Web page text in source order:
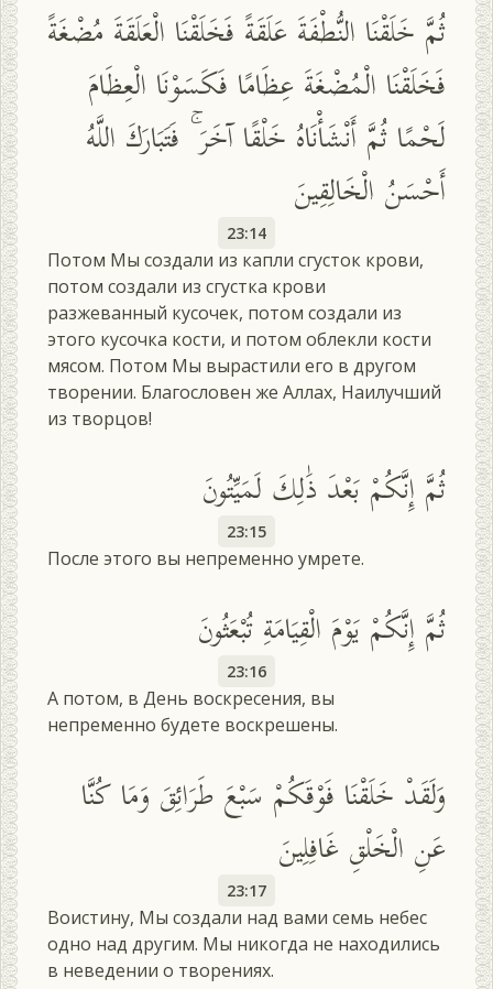
ثُمَّ خَلَقْنَا النُّطْفَةَ عَلَقَةً فَخَلَقْنَا الْعَلَقَةَ مُضْغَةً
فَخَلَقْنَا الْمُضْغَةَ عِظَامًا فَكَسَوْنَا الْعِظَامَ
لَحْمًا ثُمَّ أَنْشَأْنَاهُ خَلْقًا آخَرَ ۚ فَتَبَارَكَ اللَّهُ
أَحْسَنُ الْخَالِقِينَ
23:14
Потом Мы создали из капли сгусток крови,
потом создали из сгустка крови
разжеванный кусочек, потом создали из
этого кусочка кости, и потом облекли кости
мясом. Потом Мы вырастили его в другом
творении. Благословен же Аллах, Наилучший
из творцов!
ثُمَّ إِنَّكُمْ بَعْدَ ذَٰلِكَ لَمَيِّتُونَ
23:15
После этого вы непременно умрете.
ثُمَّ إِنَّكُمْ يَوْمَ الْقِيَامَةِ تُبْعَثُونَ
23:16
А потом, в День воскресения, вы
непременно будете воскрешены.
وَلَقَدْ خَلَقْنَا فَوْقَكُمْ سَبْعَ طَرَائِقَ وَمَا كُنَّا
عَنِ الْخَلْقِ غَافِلِينَ
23:17
Воистину, Мы создали над вами семь небес
одно над другим. Мы никогда не находились
в неведении о творениях.